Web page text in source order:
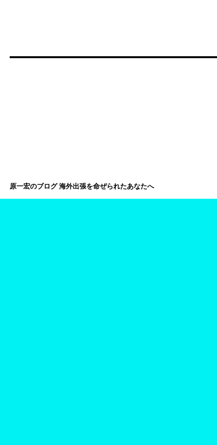
原一宏のブログ 海外出張を命ぜられたあなたへ